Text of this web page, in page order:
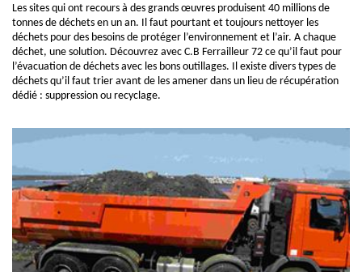
Les sites qui ont recours à des grands œuvres produisent 40 millions de
tonnes de déchets en un an. Il faut pourtant et toujours nettoyer les
déchets pour des besoins de protéger l’environnement et l’air. A chaque
déchet, une solution. Découvrez avec C.B Ferrailleur 72 ce qu’il faut pour
l’évacuation de déchets avec les bons outillages. Il existe divers types de
déchets qu’il faut trier avant de les amener dans un lieu de récupération
dédié : suppression ou recyclage.